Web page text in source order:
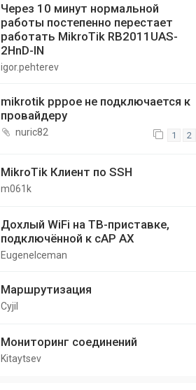
Через 10 минут нормальной
работы постепенно перестает
работать MikroTik RB2011UAS-
2HnD-IN
igor.pehterev
mikrotik pppoe не подключается к
провайдеру
nuric82 1 2
MikroTik Клиент по SSH
m061k
Дохлый WiFi на ТВ-приставке,
подключённой к cAP AX
EugeneIceman
Маршрутизация
Cyjil
Мониторинг соединений
Kitaytsev